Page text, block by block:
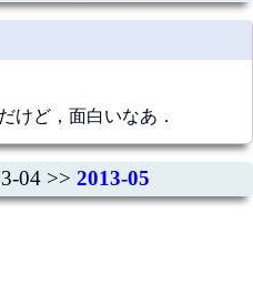
けど，面白いなあ．
04 >> 2013-05